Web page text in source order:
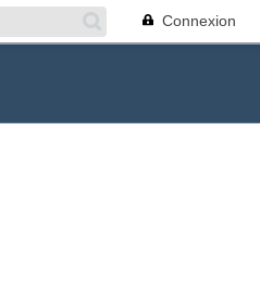
Connexion